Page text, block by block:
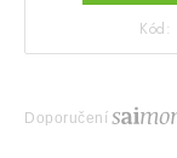
Kód:
Doporučení